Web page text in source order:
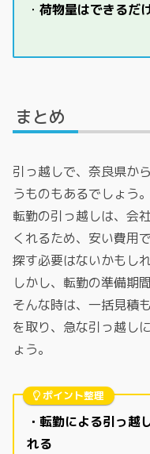
・ 荷物量はできるだ
まとめ
引っ越しで、奈良県か
うものもあるでしょう。
転勤の引っ越しは、会
くれるため、安い費用
探す必要はないかもしれ
しかし、転勤の準備期
そんな時は、一括見積
を取り、急な引っ越し
ょう。
ポイント整理
・転勤による引っ越
れる